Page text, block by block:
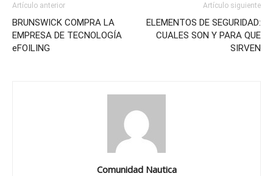
Artículo anterior
BRUNSWICK COMPRA LA
EMPRESA DE TECNOLOGÍA
eFOILING
Artículo siguiente
ELEMENTOS DE SEGURIDAD:
CUALES SON Y PARA QUE
SIRVEN
Comunidad Nautica